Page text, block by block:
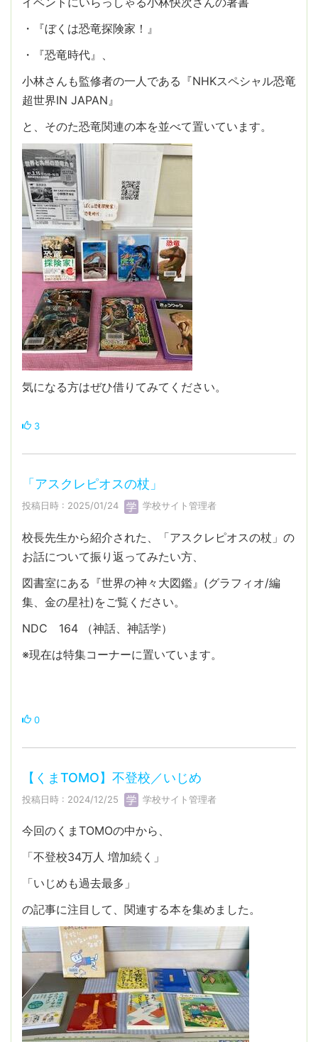
・『ぼくは恐竜探険家！』
・『恐竜時代』、
小林さんも監修者の一人である『NHKスペシャル恐竜
超世界IN JAPAN』
と、そのた恐竜関連の本を並べて置いています。
気になる方はぜひ借りてみてください。
3
「アスクレピオスの杖」
投稿日時 : 2025/01/24 学校サイト管理者
校長先生から紹介された、「アスクレピオスの杖」の
お話について振り返ってみたい方、
図書室にある『世界の神々大図鑑』(グラフィオ/編
集、金の星社)をご覧ください。
NDC 164 （神話、神話学）
※現在は特集コーナーに置いています。
0
【くまTOMO】不登校／いじめ
投稿日時 : 2024/12/25 学校サイト管理者
今回のくまTOMOの中から、
「不登校34万人 増加続く」
「いじめも過去最多」
の記事に注目して、関連する本を集めました。